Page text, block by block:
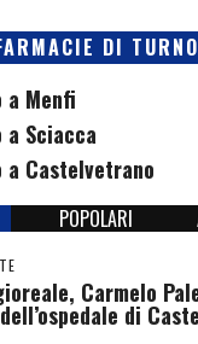
DI TURNO
a Menfi
Sciacca
Castelvetrano
POPOLARI
Carmelo
di